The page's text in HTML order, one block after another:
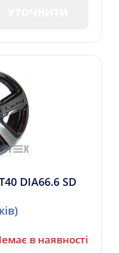
DIA66.6 SD
в наявності